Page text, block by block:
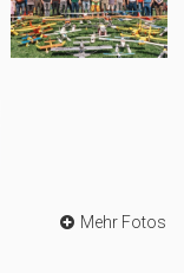
Mehr Fotos